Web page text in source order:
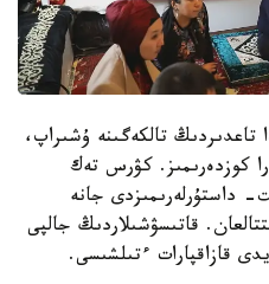
تاعدىردىڭ تالكەگىنە ۇشىراپ،
كوزدەرىمىز. كۋرس تەك
داستۇرلەرىمىزدى جانە
قاتىسۋشىلاردىڭ جالپى